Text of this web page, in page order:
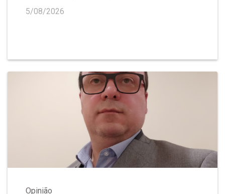
5/08/2026
Opinião